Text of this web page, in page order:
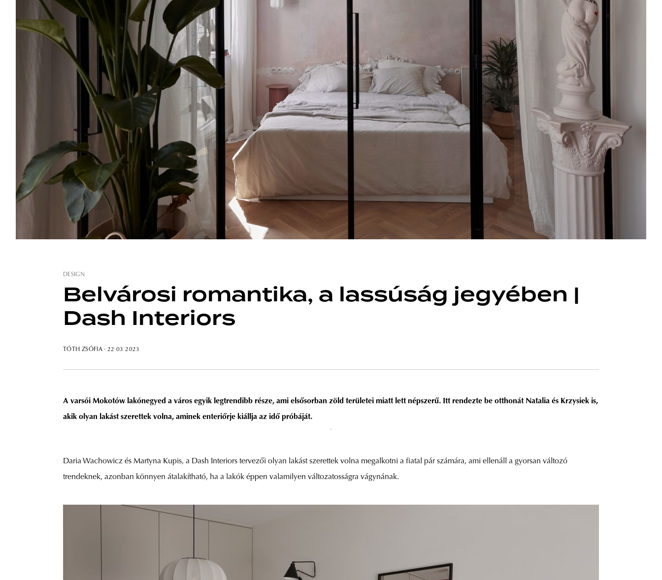
DESIGN
Belvárosi romantika, a lassúság jegyében |
Dash Interiors
TÓTH ZSÓFIA· 22 03 2023
A varsói Mokotów lakónegyed a város egyik legtrendibb része, ami elsősorban zöld területei miatt lett népszerű. Itt rendezte be otthonát Natalia és Krzysiek is,
akik olyan lakást szerettek volna, aminek enteriőrje kiállja az idő próbáját.
Daria Wachowicz és Martyna Kupis, a Dash Interiors tervezői olyan lakást szerettek volna megalkotni a fiatal pár számára, ami ellenáll a gyorsan változó
trendeknek, azonban könnyen átalakítható, ha a lakók éppen valamilyen változatosságra vágynának.